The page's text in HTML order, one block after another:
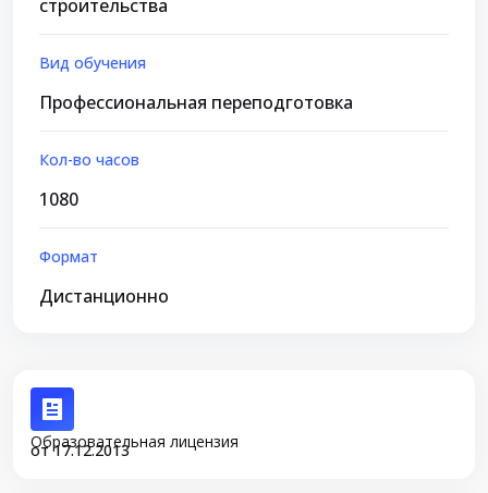
строительства
Вид обучения
Профессиональная переподготовка
Кол-во часов
1080
Формат
Дистанционно
Образовательная лицензия
от 17.12.2013